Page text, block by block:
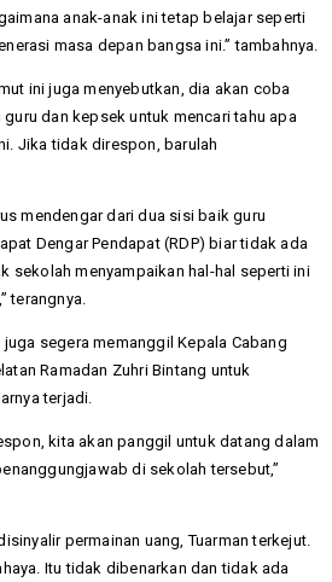
anak-anak ini tetap belajar seperti
masa depan bangsa ini.” tambahnya.
ini juga menyebutkan, dia akan coba
dan kepsek untuk mencari tahu apa
Jika tidak direspon, barulah
mendengar dari dua sisi baik guru
Dengar Pendapat (RDP) biar tidak ada
sekolah menyampaikan hal-hal seperti ini
terangnya.
segera memanggil Kepala Cabang
Ramadan Zuhri Bintang untuk
terjadi.
kita akan panggil untuk datang dalam
di sekolah tersebut,”
permainan uang, Tuarman terkejut.
Itu tidak dibenarkan dan tidak ada